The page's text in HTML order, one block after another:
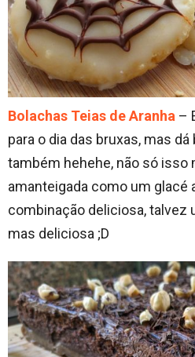
Bolachas Teias de Aranha –
para o dia das bruxas, mas dá
também hehehe, não só isso
amanteigada como um glacé
combinação deliciosa, talvez
mas deliciosa ;D